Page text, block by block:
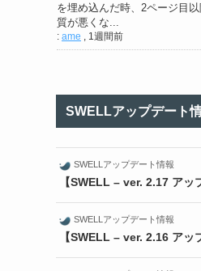
を埋め込んだ時、2ページ目
質が悪くな...
: ame 1週間前
SWELLアップデート
SWELLアップデート情報
【SWELL – ver. 2.17 アッ
SWELLアップデート情報
【SWELL – ver. 2.16 アッ